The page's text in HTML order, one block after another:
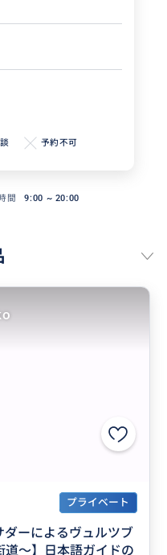
予約不可
間 9:00 ~ 20:00
プライベート
ダーによるヴュルツブ
道〜】日本語ガイドの